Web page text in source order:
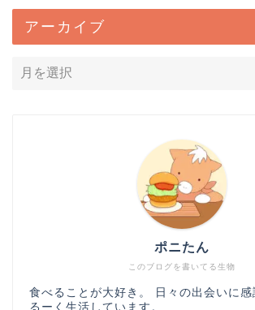
アーカイブ
このブログを書いてる生物
ポニたん
食べることが大好き。 日々の出会いに感
るーく生活しています。